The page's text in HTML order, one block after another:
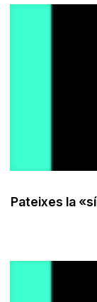
Pateixes la